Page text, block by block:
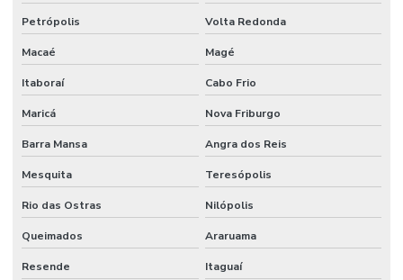
Petrópolis Volta Redonda
Macaé Magé
Itaboraí Cabo Frio
Maricá Nova Friburgo
Barra Mansa Angra dos Reis
Mesquita Teresópolis
Rio das Ostras Nilópolis
Queimados Araruama
Resende Itaguaí